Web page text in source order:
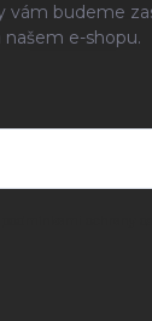
vám budeme
e-shopu.